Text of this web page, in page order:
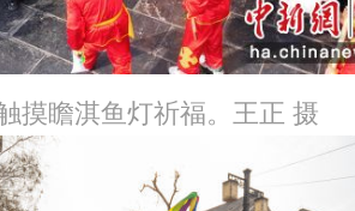
摸瞻淇鱼灯祈福。王正 摄